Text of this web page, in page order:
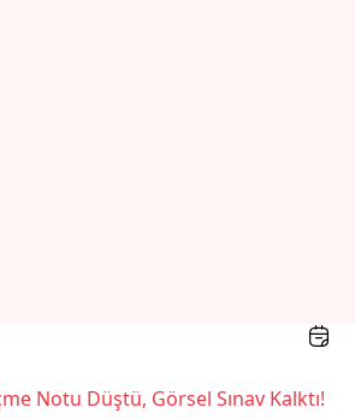
Notu Düştü, Görsel Sınav Kalktı!